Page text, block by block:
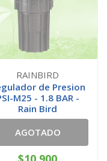
RAINBIRD
de Presion
M25 - 1.8 BAR -
Rain Bird
AGOTADO